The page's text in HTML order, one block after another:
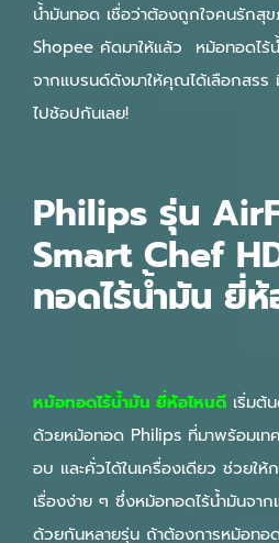
น้ำมันทอด เชื่อว่าต้องถูกใจคนรัก
Shopee คัดมาให้แล้ว หม้อทอดไ
จากแบรนด์ดังมาให้คุณได้เลือกสรร
ไปช้อปกันเลย!
Philips รุ่น
Smart Chef
ทอดไร้น้ํามัน ยี่
หม้อทอดไร้น้ํามัน ยี่ห้อไหนดี เริ่มต้
ด้วยหม้อทอด Philips ที่มาพร้อมเท
อบ และคั่วได้ในเครื่องเดียว ช่วยให้
เรื่องง่าย ๆ ซึ่งหม้อทอดไร้น้ำมันจา
ด้วยกันหลายรุ่น ถ้าต้องการหม้อทอ